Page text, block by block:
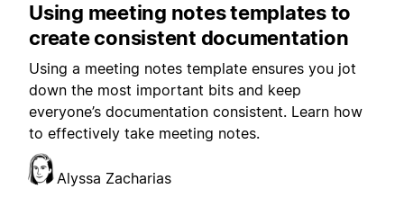
Using meeting notes templates to
create consistent documentation
Using a meeting notes template ensures you jot
down the most important bits and keep
everyone’s documentation consistent. Learn how
to effectively take meeting notes.
Alyssa Zacharias